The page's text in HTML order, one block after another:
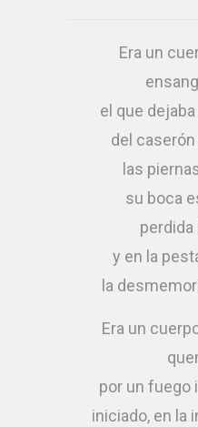
Era un
el que
del
las
su boca
perdida
y en la
la
Era un
por un fuego
iniciado, en la